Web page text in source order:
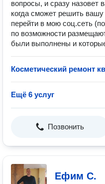
вопросы, и сразу назовет
когда сможет решить
перейти в мою соц.сеть
по возможности
были выполнены и
Косметический ремонт
Ещё 6 услуг
Позвонить
Ефим С.